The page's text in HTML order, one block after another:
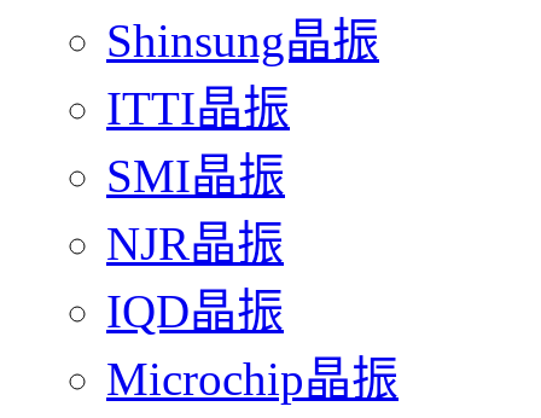
Shinsung晶振
ITTI晶振
SMI晶振
NJR晶振
IQD晶振
Microchip晶振